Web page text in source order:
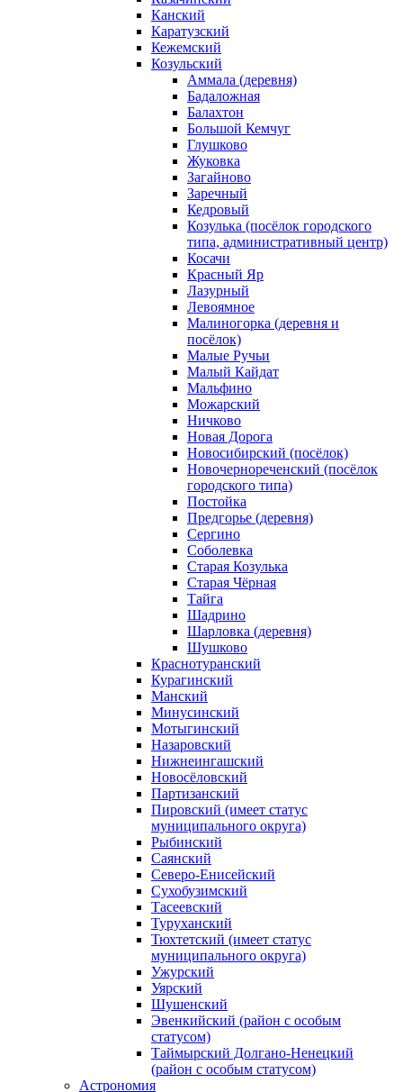
Канский
Каратузский
Кежемский
Козульский
Аммала (деревня)
Бадаложная
Балахтон
Большой Кемчуг
Глушково
Жуковка
Загайново
Заречный
Кедровый
Козулька (посёлок городского
типа, административный центр)
Косачи
Красный Яр
Лазурный
Левоямное
Малиногорка (деревня и
посёлок)
Малые Ручьи
Малый Кайдат
Мальфино
Можарский
Ничково
Новая Дорога
Новосибирский (посёлок)
Новочернореченский (посёлок
городского типа)
Постойка
Предгорье (деревня)
Сергино
Соболевка
Старая Козулька
Старая Чёрная
Тайга
Шадрино
Шарловка (деревня)
Шушково
Краснотуранский
Курагинский
Манский
Минусинский
Мотыгинский
Назаровский
Нижнеингашский
Новосёловский
Партизанский
Пировский (имеет статус
муниципального округа)
Рыбинский
Саянский
Северо‑Енисейский
Сухобузимский
Тасеевский
Туруханский
Тюхтетский (имеет статус
муниципального округа)
Ужурский
Уярский
Шушенский
Эвенкийский (район с особым
статусом)
Таймырский Долгано‑Ненецкий
(район с особым статусом)
Астрономия